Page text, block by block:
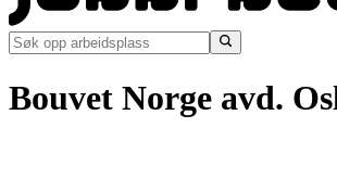
Bouvet Norge avd.